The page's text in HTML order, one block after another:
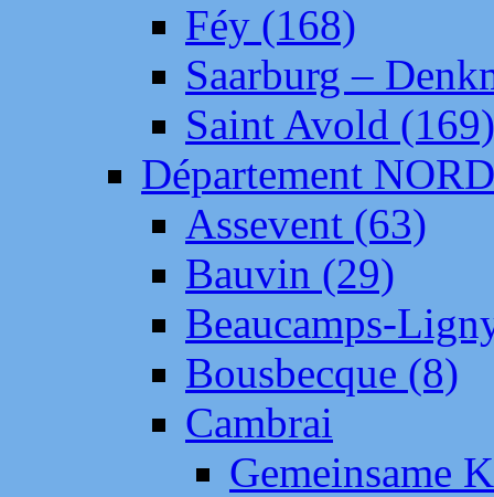
Féy (168)
Saarburg –
Saint Avold (169)
Département NORD
Assevent (63)
Bauvin (29)
Beaucamps-
Bousbecque (8)
Cambrai
Gemeinsame